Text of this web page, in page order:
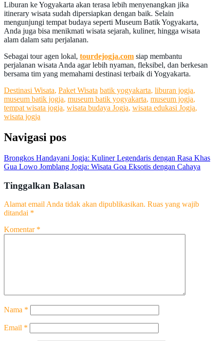
Liburan ke Yogyakarta akan terasa lebih menyenangkan jika
itinerary wisata sudah dipersiapkan dengan baik. Selain
mengunjungi tempat budaya seperti Museum Batik Yogyakarta,
Anda juga bisa menikmati wisata sejarah, kuliner, hingga wisata
alam dalam satu perjalanan.
Sebagai tour agen lokal, tourdejogja.com siap membantu
perjalanan wisata Anda agar lebih nyaman, fleksibel, dan berkesan
bersama tim yang memahami destinasi terbaik di Yogyakarta.
Destinasi Wisata, Paket Wisata batik yogyakarta, liburan jogja,
museum batik jogja, museum batik yogyakarta, museum jogja,
tempat wisata jogja, wisata budaya Jogja, wisata edukasi Jogja,
wisata jogja
Navigasi pos
Brongkos Handayani Jogja: Kuliner Legendaris dengan Rasa Khas
Gua Lowo Jomblang Jogja: Wisata Goa Eksotis dengan Cahaya
Tinggalkan Balasan
Alamat email Anda tidak akan dipublikasikan. Ruas yang wajib
ditandai *
Komentar *
Nama *
Email *